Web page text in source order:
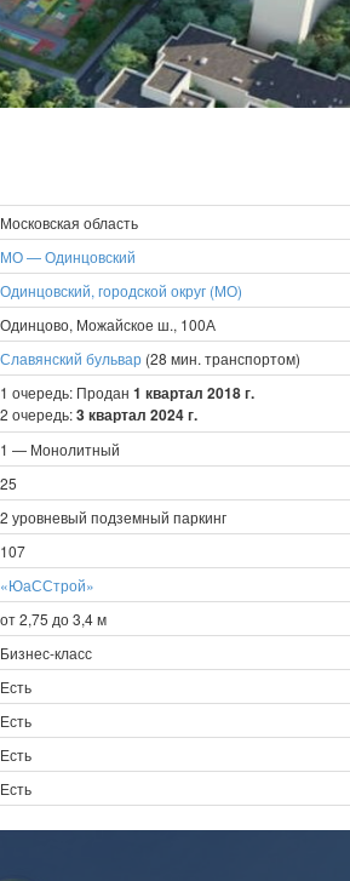
Московская область
МО — Одинцовский
Одинцовский, городской округ (МО)
Одинцово, Можайское ш., 100А
Славянский бульвар (28 мин. транспортом)
1 очередь: Продан 1 квартал 2018 г.
2 очередь:3 квартал 2024 г.
1 — Монолитный
25
2 уровневый подземный паркинг
107
«ЮаССтрой»
от 2,75 до 3,4 м
Бизнес-класс
Есть
Есть
Есть
Есть